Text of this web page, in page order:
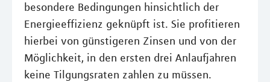
besondere Bedingungen hinsichtlich der
Energieeffizienz geknüpft ist. Sie profitieren
hierbei von günstigeren Zinsen und von der
Möglichkeit, in den ersten drei Anlaufjahren
keine Tilgungsraten zahlen zu müssen.